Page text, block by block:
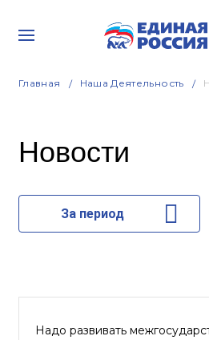
Главная Наша Деятельность
Новости
За период
Надо развивать